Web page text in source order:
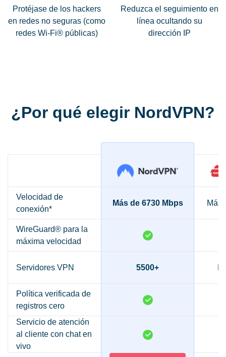
Protéjase de los hackers
en redes no seguras (como
redes Wi-Fi® públicas)
Reduzca el seguimiento en
línea ocultando su
dirección IP
¿Por qué elegir NordVPN?
Velocidad de
conexión*
Más de 6730 Mbps Más
WireGuard® para la
máxima velocidad
Servidores VPN 5500+
Política verificada de
registros cero
Servicio de atención
al cliente con chat en
vivo